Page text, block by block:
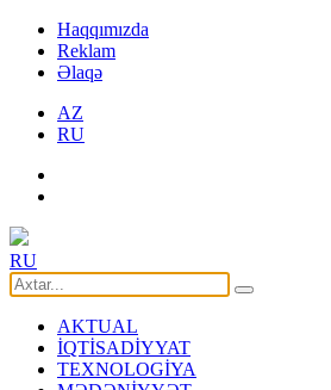
Haqqımızda
Reklam
Əlaqə
AZ
RU
RU
AKTUAL
İQTİSADİYYAT
TEXNOLOGİYA